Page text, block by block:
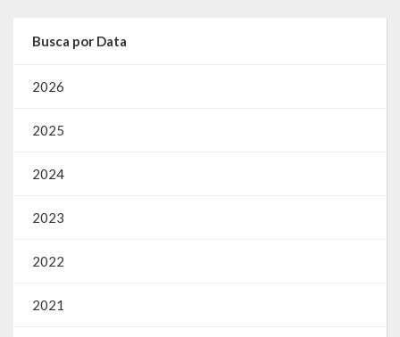
Busca por Data
2026
2025
2024
2023
2022
2021